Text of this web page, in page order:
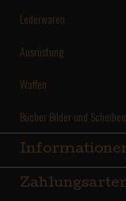
Lederwaren
Ausrüstung
Waffen
Bücher Bilder und Scheiben